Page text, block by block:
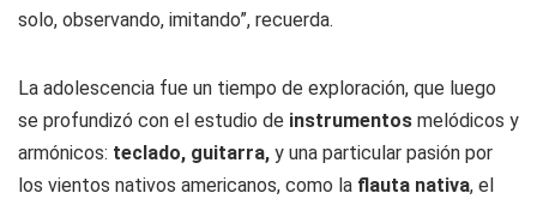
solo, observando, imitando”, recuerda.
La adolescencia fue un tiempo de exploración, que luego
se profundizó con el estudio de instrumentos melódicos y
armónicos: teclado, guitarra, y una particular pasión por
los vientos nativos americanos, como la flauta nativa, el